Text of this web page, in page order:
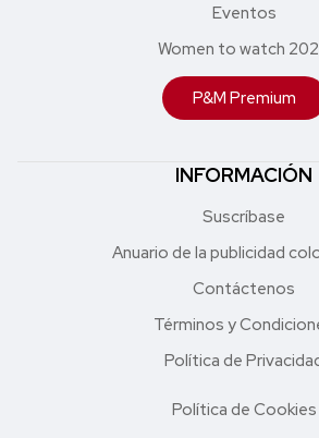
Eventos
Women to watch
P&M Premium
INFORMACIÓN
Suscríbase
Anuario de la publicidad
Contáctenos
Términos y
Política de
Política de Cookies